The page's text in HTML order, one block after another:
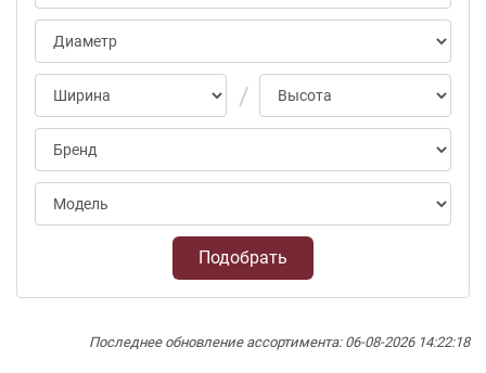
Подобрать
Последнее обновление ассортимента: 06-08-2026 14:22:18